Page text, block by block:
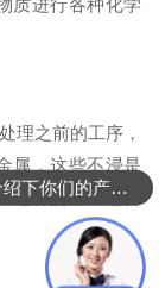
理之前的工序，
属，这些不浸是
行提炼，需要
可以介绍下你们的产品么？